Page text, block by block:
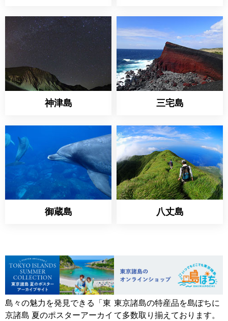
神津島 三宅島
御蔵島 八丈島
島々の魅力を発見できる「東
京諸島 夏のポスターアーカイ
東京諸島の特産品を島ぽちに
て多数取り揃えております。